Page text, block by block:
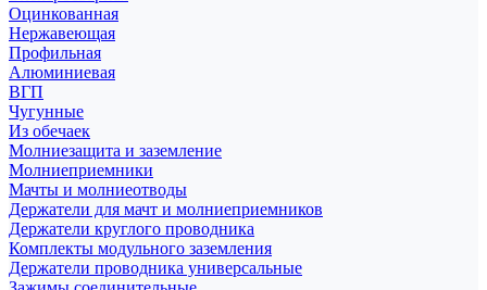
Оцинкованная
Нержавеющая
Профильная
Алюминиевая
ВГП
Чугунные
Из обечаек
Молниезащита и заземление
Молниеприемники
Мачты и молниеотводы
Держатели для мачт и молниеприемников
Держатели круглого проводника
Комплекты модульного заземления
Держатели проводника универсальные